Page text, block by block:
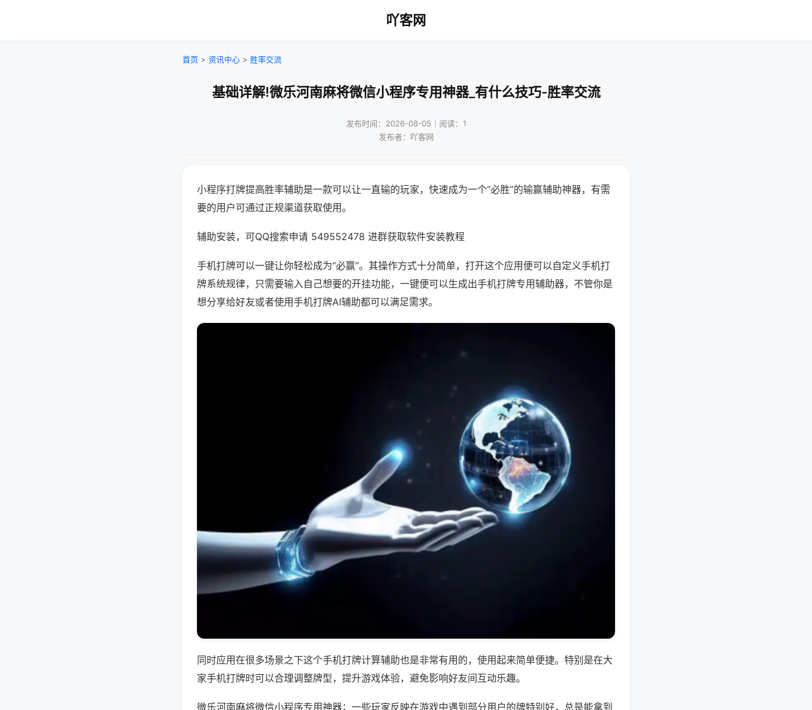
吖客网
首页 > 资讯中心 > 胜率交流
基础详解!微乐河南麻将微信小程序专用神器_有什么技巧-胜率交流
发布时间：2026-08-05｜阅读：1
发布者：吖客网
小程序打牌提高胜率辅助是一款可以让一直输的玩家，快速成为一个“必胜”的输赢辅助神器，有需
要的用户可通过正规渠道获取使用。
辅助安装，可QQ搜索申请 549552478 进群获取软件安装教程
手机打牌可以一键让你轻松成为“必赢”。其操作方式十分简单，打开这个应用便可以自定义手机打
牌系统规律，只需要输入自己想要的开挂功能，一键便可以生成出手机打牌专用辅助器，不管你是
想分享给好友或者使用手机打牌AI辅助都可以满足需求。
同时应用在很多场景之下这个手机打牌计算辅助也是非常有用的，使用起来简单便捷。特别是在大
家手机打牌时可以合理调整牌型，提升游戏体验，避免影响好友间互动乐趣。
微乐河南麻将微信小程序专用神器；一些玩家反映在游戏中遇到部分用户的牌特别好，总是能拿到